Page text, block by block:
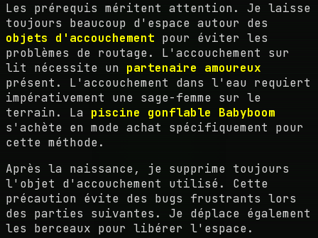
Les prérequis méritent attention. Je laisse
toujours beaucoup d'espace autour des
objets d'accouchement pour éviter les
problèmes de routage. L'accouchement sur
lit nécessite un partenaire amoureux
présent. L'accouchement dans l'eau requiert
impérativement une sage-femme sur le
terrain. La piscine gonflable Babyboom
s'achète en mode achat spécifiquement pour
cette méthode.
Après la naissance, je supprime toujours
l'objet d'accouchement utilisé. Cette
précaution évite des bugs frustrants lors
des parties suivantes. Je déplace également
les berceaux pour libérer l'espace.